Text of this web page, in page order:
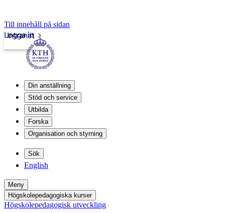
Till innehåll på sidan
Intranät
Logga in
Din anställning
Stöd och service
Utbilda
Forska
Organisation och styrning
Sök
English
Meny
Högskolepedagogiska kurser
Högskolepedagogisk utveckling